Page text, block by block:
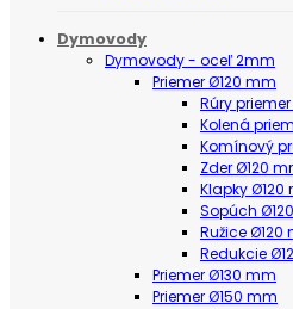
Dymovody
Dymovody - oceľ 2mm
Priemer Ø120 mm
Rúry
Kolená
Komínový
Zder Ø120
Klapky Ø120
Sopúch
Ružice Ø120
Redukcie
Priemer Ø130 mm
Priemer Ø150 mm